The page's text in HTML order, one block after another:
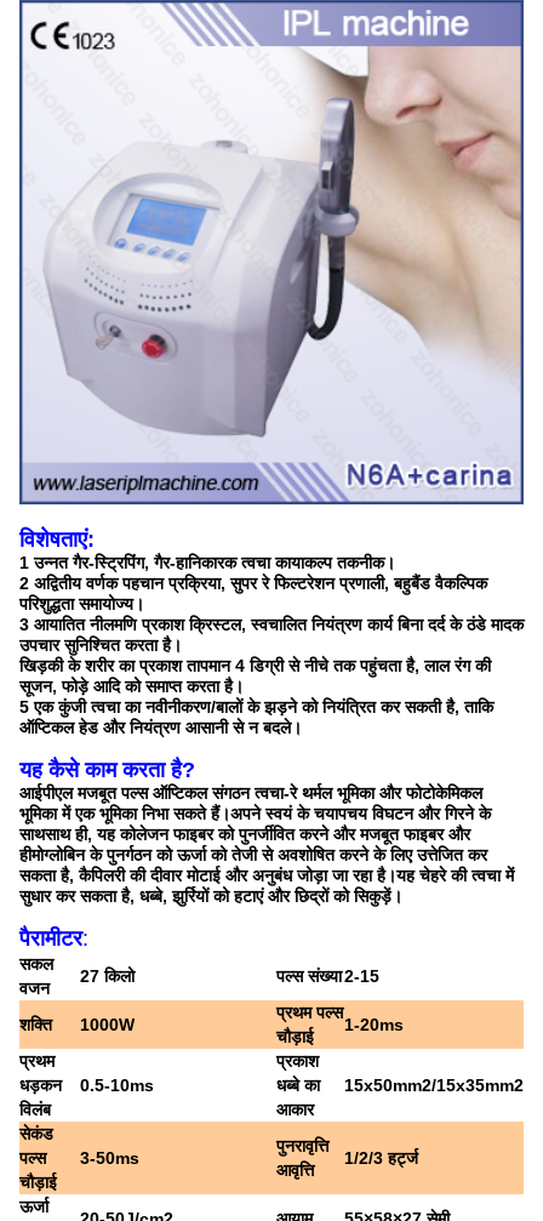
विशेषताएं:
1 उन्नत गैर-स्ट्रिपिंग, गैर-हानिकारक त्वचा कायाकल्प तकनीक।
2 अद्वितीय वर्णक पहचान प्रक्रिया, सुपर रे फिल्टरेशन प्रणाली, बहुबैंड वैकल्पिक
परिशुद्धता समायोज्य।
3 आयातित नीलमणि प्रकाश क्रिस्टल, स्वचालित नियंत्रण कार्य बिना दर्द के ठंडे मादक
उपचार सुनिश्चित करता है।
खिड़की के शरीर का प्रकाश तापमान 4 डिग्री से नीचे तक पहुंचता है, लाल रंग की
सूजन, फोड़े आदि को समाप्त करता है।
5 एक कुंजी त्वचा का नवीनीकरण/बालों के झड़ने को नियंत्रित कर सकती है, ताकि
ऑप्टिकल हेड और नियंत्रण आसानी से न बदले।
यह कैसे काम करता है?
आईपीएल मजबूत पल्स ऑप्टिकल संगठन त्वचा-रे थर्मल भूमिका और फोटोकेमिकल
भूमिका में एक भूमिका निभा सकते हैं।अपने स्वयं के चयापचय विघटन और गिरने के
साथसाथ ही, यह कोलेजन फाइबर को पुनर्जीवित करने और मजबूत फाइबर और
हीमोग्लोबिन के पुनर्गठन को ऊर्जा को तेजी से अवशोषित करने के लिए उत्तेजित कर
सकता है, कैपिलरी की दीवार मोटाई और अनुबंध जोड़ा जा रहा है।यह चेहरे की त्वचा में
सुधार कर सकता है, धब्बे, झुर्रियों को हटाएं और छिद्रों को सिकुड़ें।
पैरामीटर:
सकल
वजन
27 किलो पल्स संख्या2-15
शक्ति 1000W
प्रथम पल्स
चौड़ाई
1-20ms
प्रथम
धड़कन
विलंब
0.5-10ms
प्रकाश
धब्बे का
आकार
15x50mm2/15x35mm2
सेकंड
पल्स
चौड़ाई
3-50ms
पुनरावृत्ति
आवृत्ति
1/2/3 हर्ट्ज
ऊर्जा